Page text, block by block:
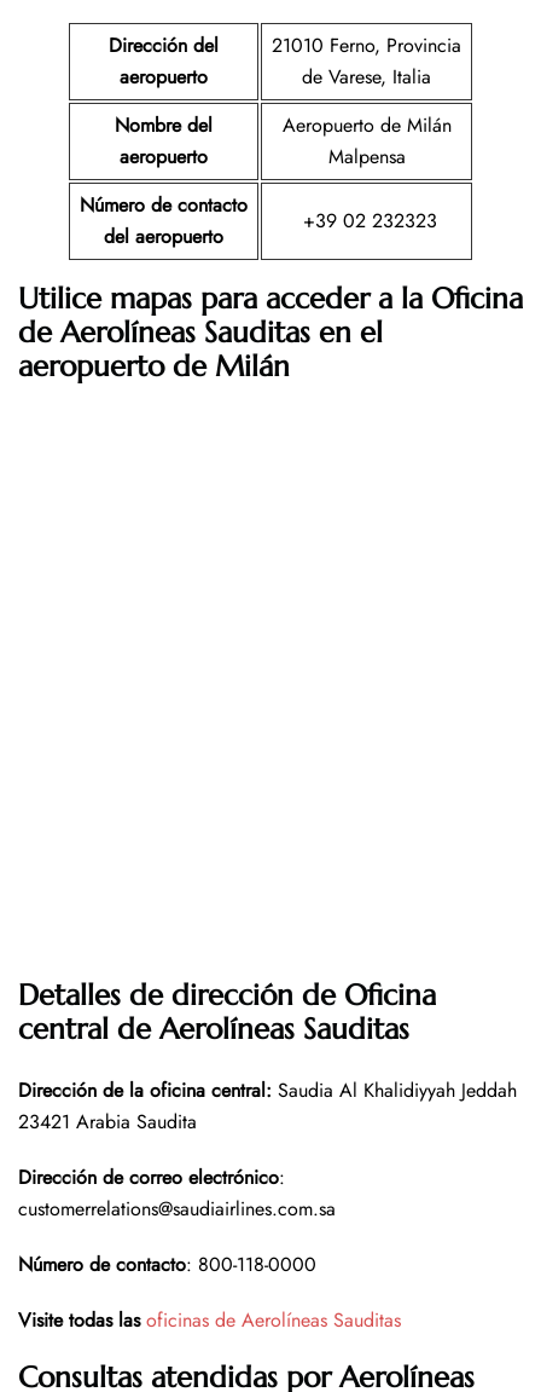
Dirección del
aeropuerto
21010 Ferno, Provincia
de Varese, Italia
Nombre del
aeropuerto
Aeropuerto de Milán
Malpensa
Número de contacto
del aeropuerto
+39 02 232323
Utilice mapas para acceder a la Oficina
de Aerolíneas Sauditas en el
aeropuerto de Milán
Detalles de dirección de Oficina
central de Aerolíneas Sauditas
Dirección de la oficina central: Saudia Al Khalidiyyah Jeddah
23421 Arabia Saudita
Dirección de correo electrónico:
customerrelations@saudiairlines.com.sa
Número de contacto: 800-118-0000
Visite todas las oficinas de Aerolíneas Sauditas
Consultas atendidas por Aerolíneas